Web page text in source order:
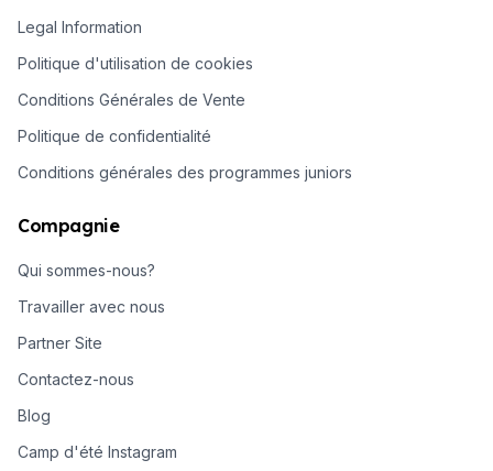
Legal Information
Politique d'utilisation de cookies
Conditions Générales de Vente
Politique de confidentialité
Conditions générales des programmes juniors
Compagnie
Qui sommes-nous?
Travailler avec nous
Partner Site
Contactez-nous
Blog
Camp d'été Instagram